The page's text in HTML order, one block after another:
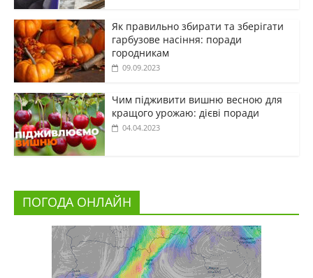
Як правильно збирати та зберігати
гарбузове насіння: поради
городникам
09.09.2023
Чим підживити вишню весною для
кращого урожаю: дієві поради
04.04.2023
ПОГОДА ОНЛАЙН